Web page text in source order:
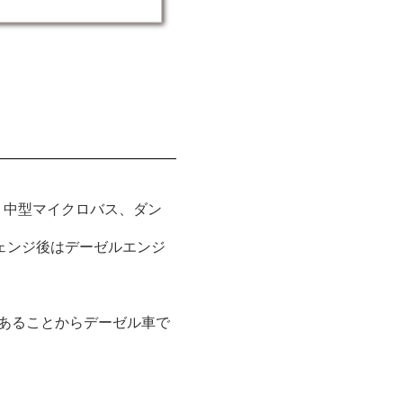
型マイクロバス、ダン
ンジ後はデーゼルエンジ
ることからデーゼル車で